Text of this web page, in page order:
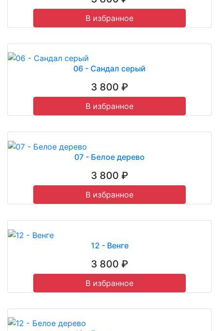
В избранное
06 - Сандал серый
3 800 ₽
В избранное
07 - Белое дерево
3 800 ₽
В избранное
12 - Венге
3 800 ₽
В избранное